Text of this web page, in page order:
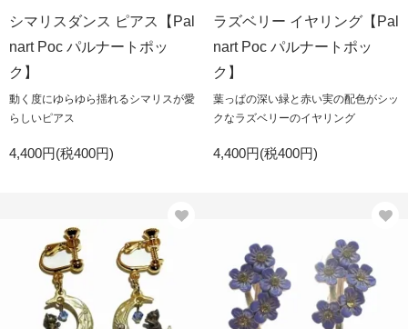
シマリスダンス ピアス【Pal
nart Poc パルナートポッ
ク】
動く度にゆらゆら揺れるシマリスが愛
らしいピアス
4,400円(税400円)
ラズベリー イヤリング【Pal
nart Poc パルナートポッ
ク】
葉っぱの深い緑と赤い実の配色がシッ
クなラズベリーのイヤリング
4,400円(税400円)